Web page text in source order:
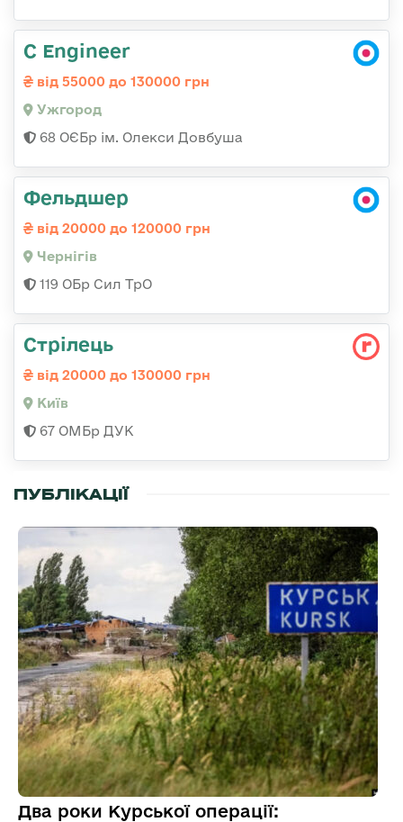
C Engineer
від 55000 до 130000 грн
Ужгород
68 ОЄБр ім. Олекси Довбуша
Фельдшер
від 20000 до 120000 грн
Чернігів
119 ОБр Сил ТрО
Стрілець
від 20000 до 130000 грн
Київ
67 ОМБр ДУК
ПУБЛІКАЦІЇ
Два роки Курської операції: